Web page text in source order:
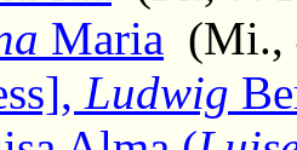
Maria (Mi.,
Ludwig